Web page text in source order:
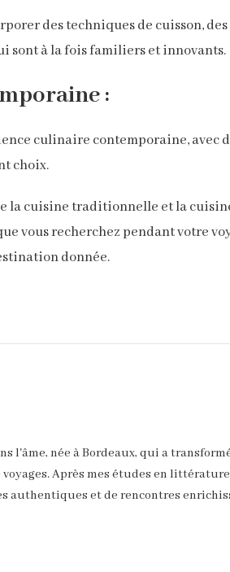
des techniques de cuisson,
sont à la fois familiers et innovants.
:
culinaire contemporaine,
choix.
la cuisine traditionnelle et la
vous recherchez pendant votre
donnée.
l'âme, née à Bordeaux, qui a
Après mes études en
authentiques et de rencontres